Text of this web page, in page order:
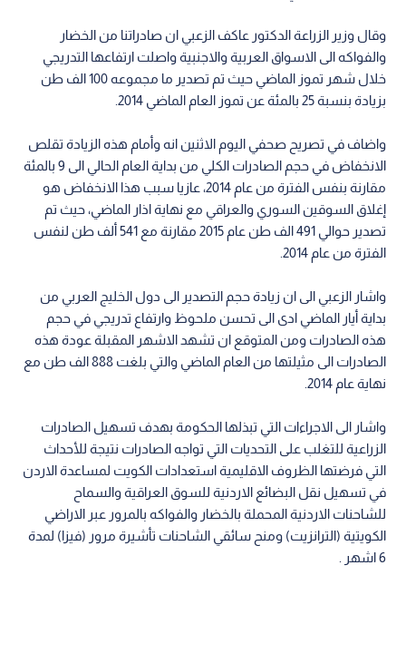
وقال وزير الزراعة الدكتور عاكف الزعبي ان صادراتنا من الخضار
والفواكه الى الاسواق العربية والاجنبية واصلت ارتفاعها التدريجي
خلال شهر تموز الماضي حيث تم تصدير ما مجموعه 100 الف طن
بزيادة بنسبة 25 بالمئة عن تموز العام الماضي 2014.
واضاف في تصريح صحفي اليوم الاثنين انه وأمام هذه الزيادة تقلص
الانخفاض في حجم الصادرات الكلي من بداية العام الحالي الى 9 بالمئة
مقارنة بنفس الفترة من عام 2014، عازيا سبب هذا الانخفاض هو
إغلاق السوقين السوري والعراقي مع نهاية اذار الماضي، حيث تم
تصدير حوالي 491 الف طن عام 2015 مقارنة مع 541 ألف طن لنفس
الفترة من عام 2014.
واشار الزعبي الى ان زيادة حجم التصدير الى دول الخليج العربي من
بداية أيار الماضي ادى الى تحسن ملحوظ وارتفاع تدريجي في حجم
هذه الصادرات ومن المتوقع ان تشهد الاشهر المقبلة عودة هذه
الصادرات الى مثيلتها من العام الماضي والتي بلغت 888 الف طن مع
نهاية عام 2014.
واشار الى الاجراءات التي تبذلها الحكومة بهدف تسهيل الصادرات
الزراعية للتغلب على التحديات التي تواجه الصادرات نتيجة للأحداث
التي فرضتها الظروف الاقليمية استعدادات الكويت لمساعدة الاردن
في تسهيل نقل البضائع الاردنية للسوق العراقية والسماح
للشاحنات الاردنية المحملة بالخضار والفواكه بالمرور عبر الاراضي
الكويتية (الترانزيت) ومنح سائقي الشاحنات تأشيرة مرور (فيزا) لمدة
6 اشهر .